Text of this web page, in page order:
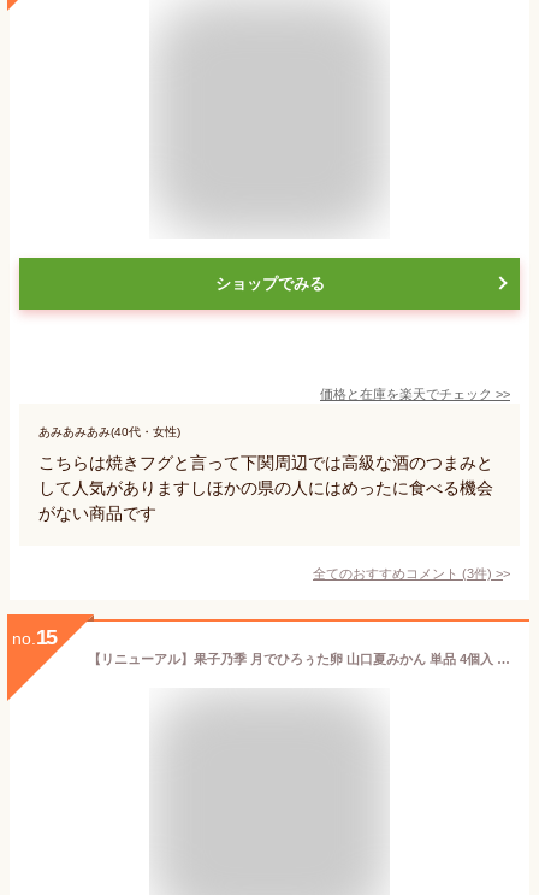
ショップでみる
価格と在庫を楽天でチェック >>
あみあみあみ(40代・女性)
こちらは焼きフグと言って下関周辺では高級な酒のつまみと
して人気がありますしほかの県の人にはめったに食べる機会
がない商品です
全てのおすすめコメント (3件) >
no. 15
【リニューアル】果子乃季 月でひろぅた卵 山口夏みかん 単品 4個入 6個入 8個入 お土産 和菓子 山口 月でひろった卵 月卵 つきたま お取り寄せ グルメ 食品 ふくだるま 夏みかん みかん